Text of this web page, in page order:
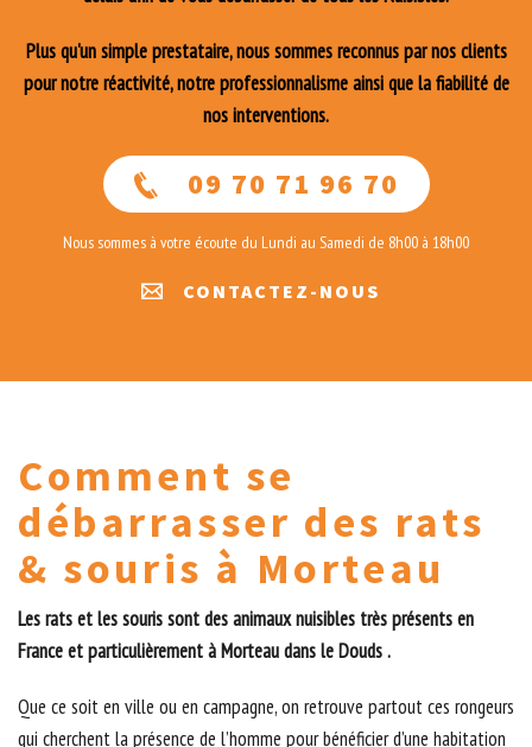
Plus qu'un simple prestataire, nous sommes reconnus par nos clients
pour notre réactivité, notre professionnalisme ainsi que la fiabilité de
nos interventions.
09 70 71 96 70
Nous sommes à votre écoute du Lundi au Samedi de 8h00 à 18h00
CONTACTEZ-NOUS
Comment se
débarrasser des rats
& souris à Morteau
Les rats et les souris sont des animaux nuisibles très présents en
France et particulièrement à Morteau dans le Douds .
Que ce soit en ville ou en campagne, on retrouve partout ces rongeurs
qui cherchent la présence de l’homme pour bénéficier d’une habitation